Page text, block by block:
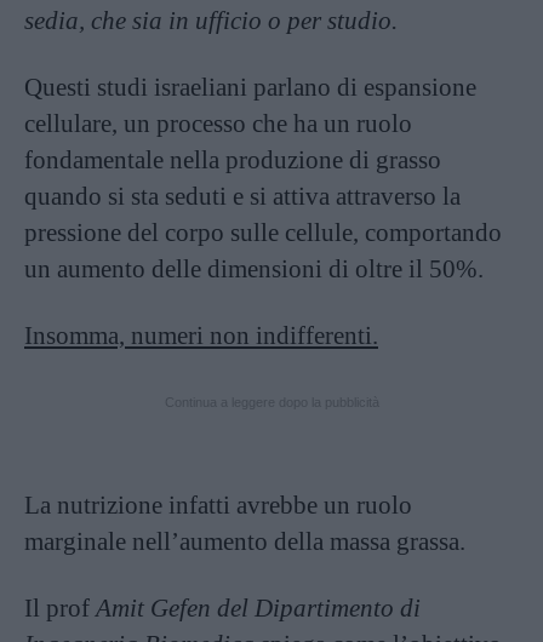
sedia, che sia in ufficio o per studio.
Questi studi israeliani parlano di espansione
cellulare, un processo che ha un ruolo
fondamentale nella produzione di grasso
quando si sta seduti e si attiva attraverso la
pressione del corpo sulle cellule, comportando
un aumento delle dimensioni di oltre il 50%.
Insomma, numeri non indifferenti.
La nutrizione infatti avrebbe un ruolo
marginale nell’aumento della massa grassa.
Il prof Amit Gefen del Dipartimento di